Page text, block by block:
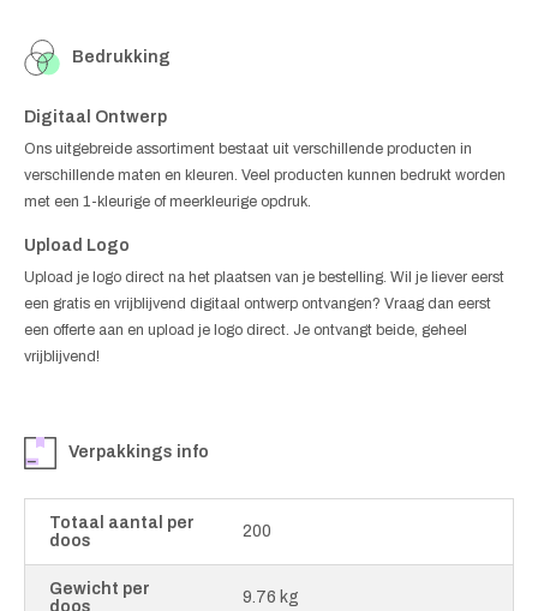
Bedrukking
Digitaal Ontwerp
Ons uitgebreide assortiment bestaat uit verschillende producten in
verschillende maten en kleuren. Veel producten kunnen bedrukt worden
met een 1-kleurige of meerkleurige opdruk.
Upload Logo
Upload je logo direct na het plaatsen van je bestelling. Wil je liever eerst
een gratis en vrijblijvend digitaal ontwerp ontvangen? Vraag dan eerst
een offerte aan en upload je logo direct. Je ontvangt beide, geheel
vrijblijvend!
Verpakkings info
Totaal aantal per
doos
200
Gewicht per
doos
9.76 kg